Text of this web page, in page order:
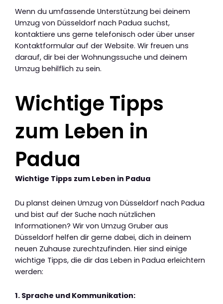
Wenn du umfassende Unterstützung bei deinem
Umzug von Düsseldorf nach Padua suchst,
kontaktiere uns gerne telefonisch oder über unser
Kontaktformular auf der Website. Wir freuen uns
darauf, dir bei der Wohnungssuche und deinem
Umzug behilflich zu sein.
Wichtige Tipps
zum Leben in
Padua
Wichtige Tipps zum Leben in Padua
Du planst deinen Umzug von Düsseldorf nach Padua
und bist auf der Suche nach nützlichen
Informationen? Wir von Umzug Gruber aus
Düsseldorf helfen dir gerne dabei, dich in deinem
neuen Zuhause zurechtzufinden. Hier sind einige
wichtige Tipps, die dir das Leben in Padua erleichtern
werden:
1. Sprache und Kommunikation: